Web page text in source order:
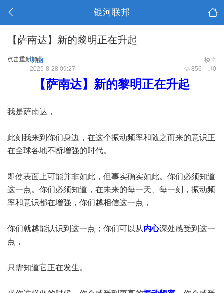
银河联邦
【萨南达】新的黎明正在升起
点击重新加载 楼主
明曲
856 0
2025-8-28 09:27
【萨南达】新的黎明正在升起
我是萨南达，
此刻我来到你们身边，在这个振动频率和随之而来的意识正
在全球各地不断增强的时代。
即使表面上可能并非如此，但事实确实如此。你们必须知道
这一点。你们必须知道，在未来的每一天、每一刻，振动频
率和意识都在增强，你们越相信这一点，
你们就越能认识到这一点；你们可以从内心深处感受到这一
点，
只需知道它正在发生。